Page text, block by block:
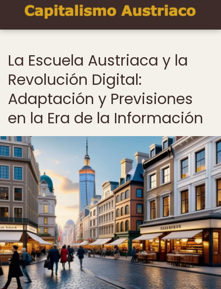
La Escuela Austriaca y la
Revolución Digital:
Adaptación y Previsiones
en la Era de la Información